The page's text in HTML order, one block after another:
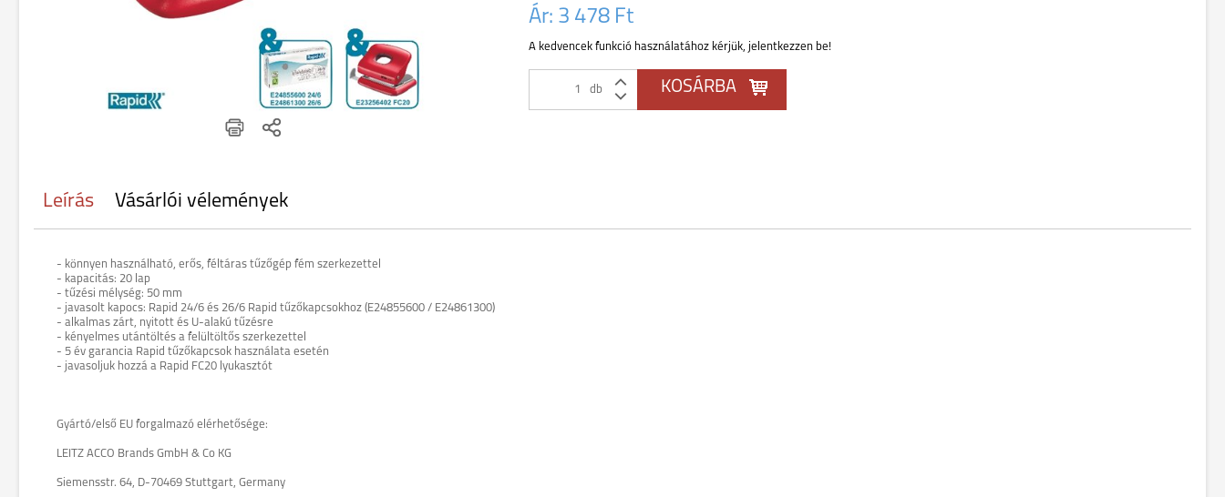
Ár: 3 478 Ft
A kedvencek funkció használatához kérjük, jelentkezzen be!
db
Leírás Vásárlói vélemények
- könnyen használható, erős, féltáras tűzőgép fém szerkezettel
- kapacitás: 20 lap
- tűzési mélység: 50 mm
- javasolt kapocs: Rapid 24/6 és 26/6 Rapid tűzőkapcsokhoz (E24855600 / E24861300)
- alkalmas zárt, nyitott és U-alakú tűzésre
- kényelmes utántöltés a felültöltős szerkezettel
- 5 év garancia Rapid tűzőkapcsok használata esetén
- javasoljuk hozzá a Rapid FC20 lyukasztót
Gyártó/első EU forgalmazó elérhetősége:
LEITZ ACCO Brands GmbH & Co KG
Siemensstr. 64, D-70469 Stuttgart, Germany